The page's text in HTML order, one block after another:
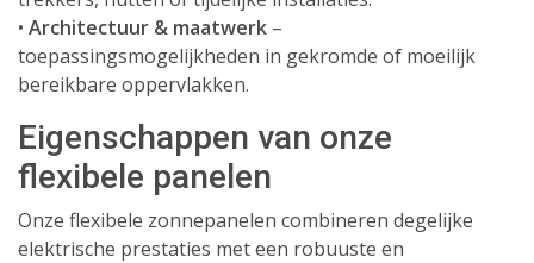
• Architectuur & maatwerk –
toepassingsmogelijkheden in gekromde of moeilijk
bereikbare oppervlakken.
Eigenschappen van onze
flexibele panelen
Onze flexibele zonnepanelen combineren degelijke
elektrische prestaties met een robuuste en